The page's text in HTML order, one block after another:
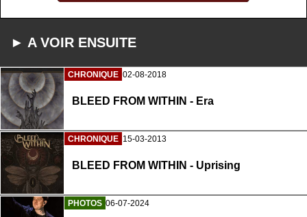
► A VOIR ENSUITE
CHRONIQUE 02-08-2018
BLEED FROM WITHIN - Era
CHRONIQUE 15-03-2013
BLEED FROM WITHIN - Uprising
PHOTOS 06-07-2024